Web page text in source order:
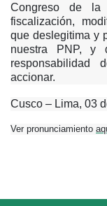
Congreso de
fiscalización,
que deslegitima y
nuestra PNP, y
responsabilidad
accionar.
Cusco – Lima, 03
Ver pronunciamiento